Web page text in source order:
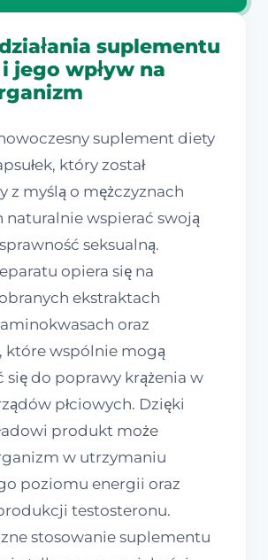
suplementu
jego wpływ na
suplement diety
który został
z myślą o mężczyznach
naturalnie wspierać swoją
seksualną.
opiera się na
ekstraktach
oraz
które wspólnie mogą
się do poprawy krążenia w
płciowych. Dzięki
produkt może
w utrzymaniu
poziomu energii oraz
testosteronu.
stosowanie suplementu